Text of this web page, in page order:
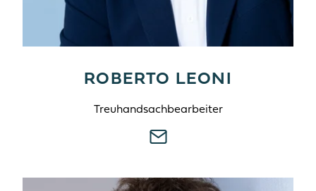
ROBERTO LEONI
Treuhandsachbearbeiter